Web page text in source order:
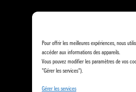
Pour offrir les meilleures expériences, nous
accéder aux informations des appareils.
Vous pouvez modifier les paramètres de vos
"Gérer les services").
Gérer les services